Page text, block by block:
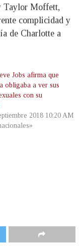
Taylor Moffett,
complicidad y
de Charlotte a
Jobs afirma que
obligaba a ver sus
con su
2018 10:20 AM